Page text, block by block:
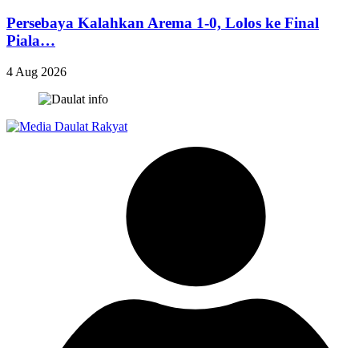
Persebaya Kalahkan Arema 1-0, Lolos ke Final
Piala…
4 Aug 2026